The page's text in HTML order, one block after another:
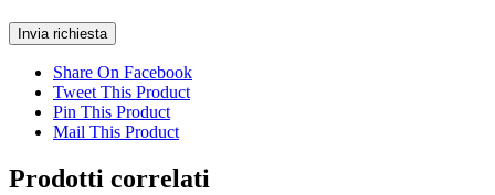
Share On Facebook
Tweet This Product
Pin This Product
Mail This Product
Prodotti correlati